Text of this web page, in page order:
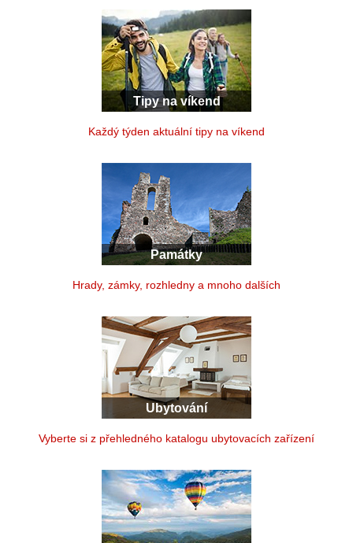
Tipy na víkend
Každý týden aktuální tipy na víkend
Památky
Hrady, zámky, rozhledny a mnoho dalších
Ubytování
Vyberte si z přehledného katalogu ubytovacích zařízení